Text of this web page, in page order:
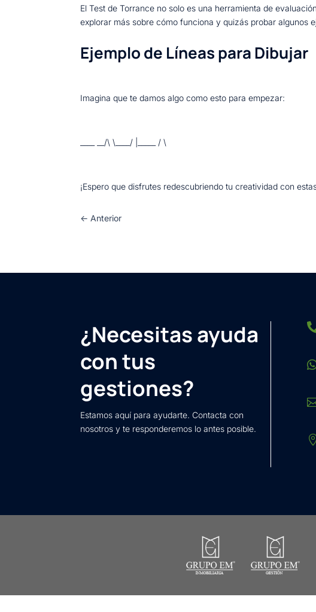
El Test de Torrance no solo es una herramienta de
explorar más sobre cómo funciona y quizás probar algunos
Ejemplo de Líneas para Dibujar
Imagina que te damos algo como esto para empezar:
__/\ \__ __/ |__ ___ / \
¡Espero que disfrutes redescubriendo tu creatividad con
← Anterior
¿Necesitas ayuda
con tus
gestiones?
Estamos aquí para ayudarte. Contacta con
nosotros y te responderemos lo antes posible.